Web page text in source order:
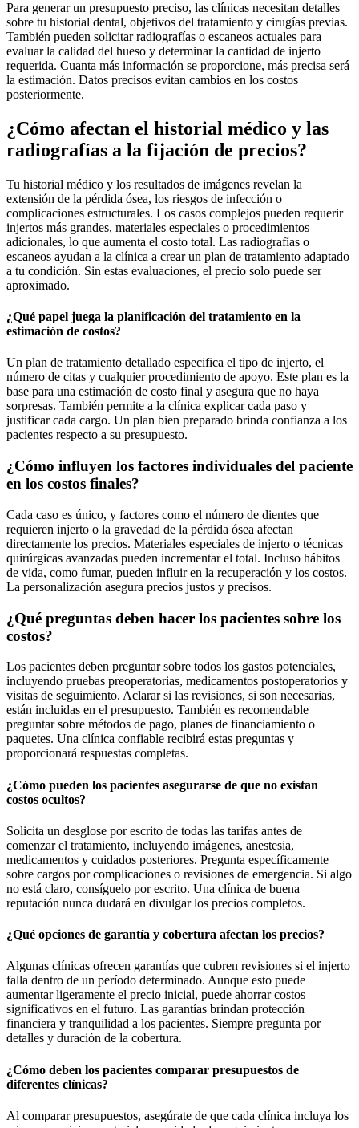
Para generar un presupuesto preciso, las clínicas necesitan detalles
sobre tu historial dental, objetivos del tratamiento y cirugías previas.
También pueden solicitar radiografías o escaneos actuales para
evaluar la calidad del hueso y determinar la cantidad de injerto
requerida. Cuanta más información se proporcione, más precisa será
la estimación. Datos precisos evitan cambios en los costos
posteriormente.
¿Cómo afectan el historial médico y las
radiografías a la fijación de precios?
Tu historial médico y los resultados de imágenes revelan la
extensión de la pérdida ósea, los riesgos de infección o
complicaciones estructurales. Los casos complejos pueden requerir
injertos más grandes, materiales especiales o procedimientos
adicionales, lo que aumenta el costo total. Las radiografías o
escaneos ayudan a la clínica a crear un plan de tratamiento adaptado
a tu condición. Sin estas evaluaciones, el precio solo puede ser
aproximado.
¿Qué papel juega la planificación del tratamiento en la
estimación de costos?
Un plan de tratamiento detallado especifica el tipo de injerto, el
número de citas y cualquier procedimiento de apoyo. Este plan es la
base para una estimación de costo final y asegura que no haya
sorpresas. También permite a la clínica explicar cada paso y
justificar cada cargo. Un plan bien preparado brinda confianza a los
pacientes respecto a su presupuesto.
¿Cómo influyen los factores individuales del paciente
en los costos finales?
Cada caso es único, y factores como el número de dientes que
requieren injerto o la gravedad de la pérdida ósea afectan
directamente los precios. Materiales especiales de injerto o técnicas
quirúrgicas avanzadas pueden incrementar el total. Incluso hábitos
de vida, como fumar, pueden influir en la recuperación y los costos.
La personalización asegura precios justos y precisos.
¿Qué preguntas deben hacer los pacientes sobre los
costos?
Los pacientes deben preguntar sobre todos los gastos potenciales,
incluyendo pruebas preoperatorias, medicamentos postoperatorios y
visitas de seguimiento. Aclarar si las revisiones, si son necesarias,
están incluidas en el presupuesto. También es recomendable
preguntar sobre métodos de pago, planes de financiamiento o
paquetes. Una clínica confiable recibirá estas preguntas y
proporcionará respuestas completas.
¿Cómo pueden los pacientes asegurarse de que no existan
costos ocultos?
Solicita un desglose por escrito de todas las tarifas antes de
comenzar el tratamiento, incluyendo imágenes, anestesia,
medicamentos y cuidados posteriores. Pregunta específicamente
sobre cargos por complicaciones o revisiones de emergencia. Si algo
no está claro, consíguelo por escrito. Una clínica de buena
reputación nunca dudará en divulgar los precios completos.
¿Qué opciones de garantía y cobertura afectan los precios?
Algunas clínicas ofrecen garantías que cubren revisiones si el injerto
falla dentro de un período determinado. Aunque esto puede
aumentar ligeramente el precio inicial, puede ahorrar costos
significativos en el futuro. Las garantías brindan protección
financiera y tranquilidad a los pacientes. Siempre pregunta por
detalles y duración de la cobertura.
¿Cómo deben los pacientes comparar presupuestos de
diferentes clínicas?
Al comparar presupuestos, asegúrate de que cada clínica incluya los